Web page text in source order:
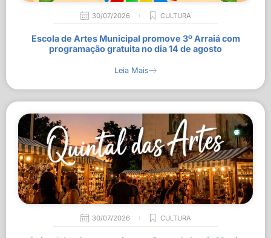
30/07/2026 CULTURA
Escola de Artes Municipal promove 3º Arraiá com
programação gratuita no dia 14 de agosto
Leia Mais
30/07/2026 CULTURA